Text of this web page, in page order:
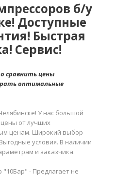
б/у
Доступные
Быстрая
Сервис!
сравнить цены
оптимальные
У нас большой
от лучших
ценам. Широкий выбор
условия. В наличии
и заказчика.
"10Бар" - Предлагает не